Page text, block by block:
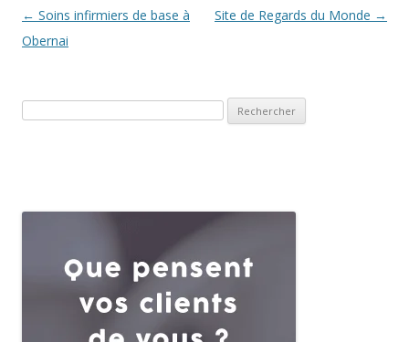
Navigation des articles
← Soins infirmiers de base à
Obernai
Site de Regards du Monde →